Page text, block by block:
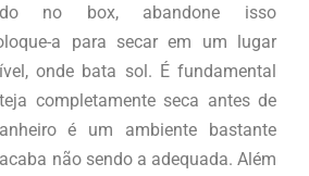
no box, abandone isso
a para secar em um lugar
onde bata sol. É fundamental
completamente seca antes de
é um ambiente bastante
não sendo a adequada. Além